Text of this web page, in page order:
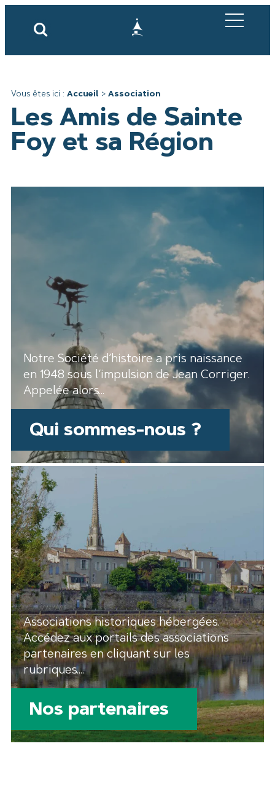
Vous êtes ici : Accueil > Association
Les Amis de Sainte
Foy et sa Région
Notre Société d’histoire a pris naissance
en 1948 sous l’impulsion de Jean Corriger.
Appelée alors...
Qui sommes-nous ?
Associations historiques hébergées.
Accédez aux portails des associations
partenaires en cliquant sur les
rubriques....
Nos partenaires